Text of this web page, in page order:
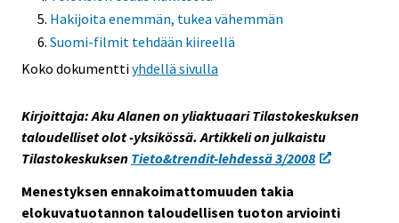
Hakijoita enemmän, tukea vähemmän
Suomi-filmit tehdään kiireellä
Koko dokumenttiyhdellä sivulla
Kirjoittaja: Aku Alanen on yliaktuaari Tilastokeskuksen
taloudelliset olot -yksikössä. Artikkeli on julkaistu
Tilastokeskuksen Tieto&trendit-lehdessä 3/2008
Menestyksen ennakoimattomuuden takia
elokuvatuotannon taloudellisen tuoton arviointi